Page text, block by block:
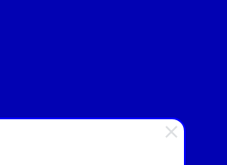
необходима